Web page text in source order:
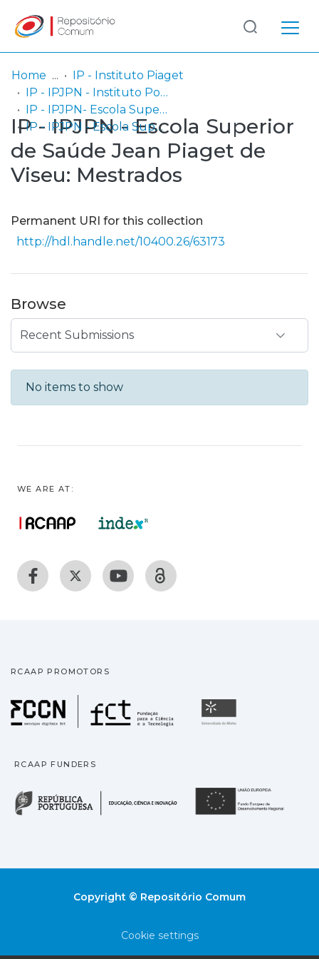
Communities
& Collections
Browse repository
Statistics
Log
In
(current)
Home
IP - Instituto Piaget
IP - IPJPN - Instituto Politécnico Jean Piaget do Norte
IP - IPJPN- Escola Superior de Saúde Jean Piaget de Viseu
IP - IPJPN - Escola Superior de Saúde Jean Piaget de Viseu: Mestrados
IP - IPJPN - Escola Superior
de Saúde Jean Piaget de
Viseu: Mestrados
Permanent URI for this collection
http://hdl.handle.net/10400.26/63173
Browse
Recent Submissions
No items to show
WE ARE AT:
RCAAP PROMOTORS
Fundação para a
RCAAP FUNDERS
República Portuguesa
Copyright © Repositório Comum
Cookie settings